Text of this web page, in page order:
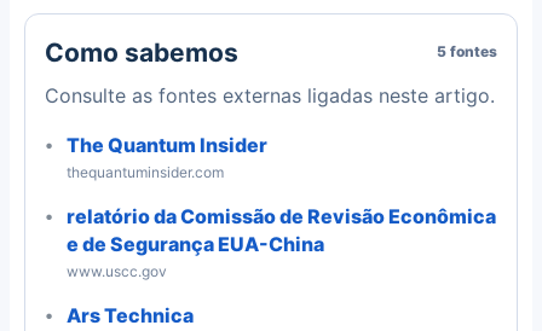
Como sabemos 5 fontes
Consulte as fontes externas ligadas neste artigo.
The Quantum Insider
thequantuminsider.com
relatório da Comissão de Revisão Econômica
e de Segurança EUA-China
www.uscc.gov
Ars Technica